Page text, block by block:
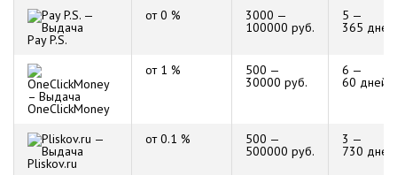
Pay P.S.
от 0 % 3000 —
100000 руб.
5 —
365 дней
OneClickMoney
от 1 % 500 —
30000 руб.
6 —
60 дней
Pliskov.ru
от 0.1 % 500 —
500000 руб.
3 —
730 дней